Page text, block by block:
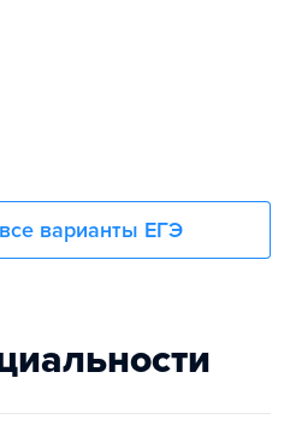
варианты ЕГЭ